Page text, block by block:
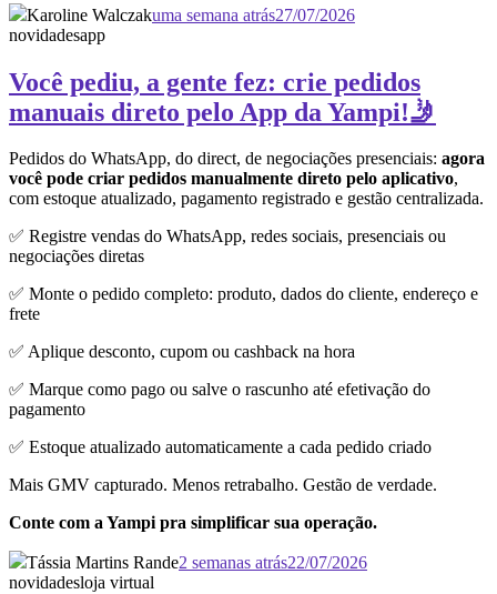
Karoline Walczakuma semana atrás27/07/2026
novidadesapp
Você pediu, a gente fez: crie pedidos
manuais direto pelo App da Yampi!🤳
Pedidos do WhatsApp, do direct, de negociações presenciais: agora
você pode criar pedidos manualmente direto pelo aplicativo,
com estoque atualizado, pagamento registrado e gestão centralizada.
✅ Registre vendas do WhatsApp, redes sociais, presenciais ou
negociações diretas
✅ Monte o pedido completo: produto, dados do cliente, endereço e
frete
✅ Aplique desconto, cupom ou cashback na hora
✅ Marque como pago ou salve o rascunho até efetivação do
pagamento
✅ Estoque atualizado automaticamente a cada pedido criado
Mais GMV capturado. Menos retrabalho. Gestão de verdade.
Conte com a Yampi pra simplificar sua operação.
Tássia Martins Rande2 semanas atrás22/07/2026
novidadesloja virtual